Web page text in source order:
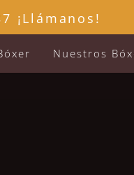
¡Llámanos!
Nuestros